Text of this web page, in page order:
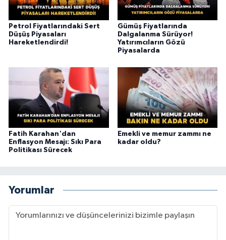
Petrol Fiyatlarındaki Sert
Düşüş Piyasaları
Hareketlendirdi!
Gümüş Fiyatlarında
Dalgalanma Sürüyor!
Yatırımcıların Gözü
Piyasalarda
Fatih Karahan'dan
Enflasyon Mesajı: Sıkı Para
Politikası Sürecek
Emekli ve memur zammı ne
kadar oldu?
Yorumlar